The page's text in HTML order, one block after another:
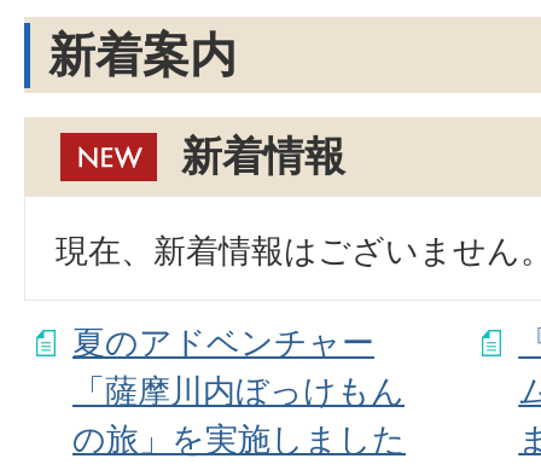
新着案内
新着情報
現在、新着情報はございません
夏のアドベンチャー
「薩摩川内ぼっけもん
の旅」を実施しました